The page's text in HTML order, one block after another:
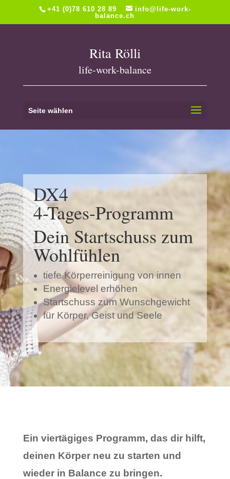
+41 (0)78 610 28 89
info@life-work-
balance.ch
Rita Rölli
life-work-balance
Seite wählen
DX4
4-Tages-Programm
Dein Startschuss zum
Wohlfühlen
tiefe Körperreinigung von innen
Energielevel erhöhen
Startschuss zum Wunschgewicht
für Körper, Geist und Seele
Ein viertägiges Programm, das dir hilft,
deinen Körper neu zu starten und
wieder in Balance zu bringen.